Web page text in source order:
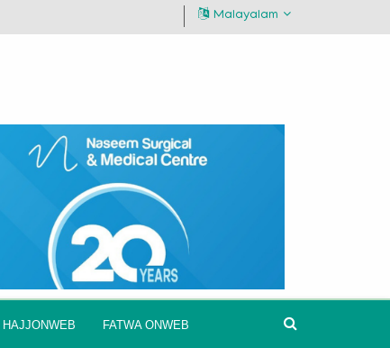
Malayalam
HAJJONWEB FATWA ONWEB